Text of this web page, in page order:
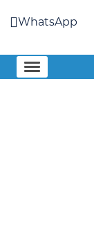
WhatsApp